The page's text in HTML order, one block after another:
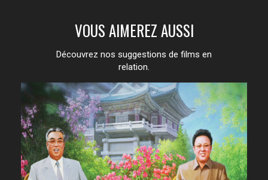
VOUS AIMEREZ AUSSI
Découvrez nos suggestions de films en
relation.